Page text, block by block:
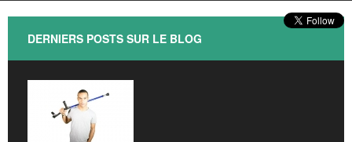
DERNIERS POSTS SUR LE BLOG